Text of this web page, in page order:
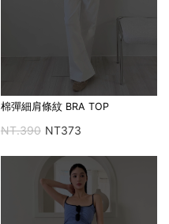
棉彈細肩條紋 BRA TOP
NT.390 NT373